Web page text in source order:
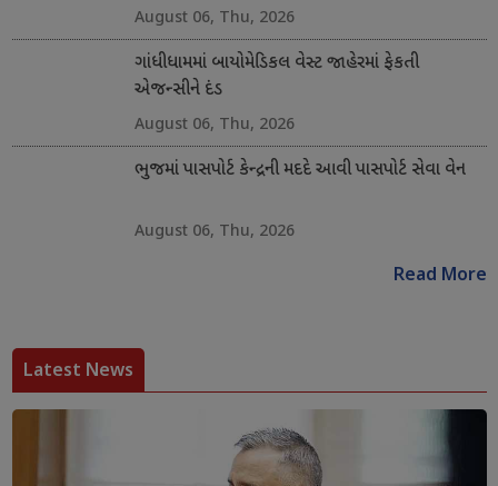
August 06, Thu, 2026
ગાંધીધામમાં બાયોમેડિકલ વેસ્ટ જાહેરમાં ફેકતી
એજન્સીને દંડ
August 06, Thu, 2026
ભુજમાં પાસપોર્ટ કેન્દ્રની મદદે આવી પાસપોર્ટ સેવા વેન
August 06, Thu, 2026
Read More
Latest News